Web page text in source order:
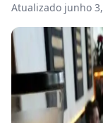
Atualizado junho